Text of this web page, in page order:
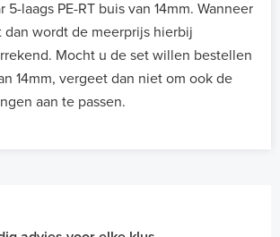
5-laags PE-RT buis van 14mm. Wanneer
dan wordt de meerprijs hierbij
Mocht u de set willen bestellen
14mm, vergeet dan niet om ook de
aan te passen.